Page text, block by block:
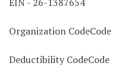
Organization
Deductibility